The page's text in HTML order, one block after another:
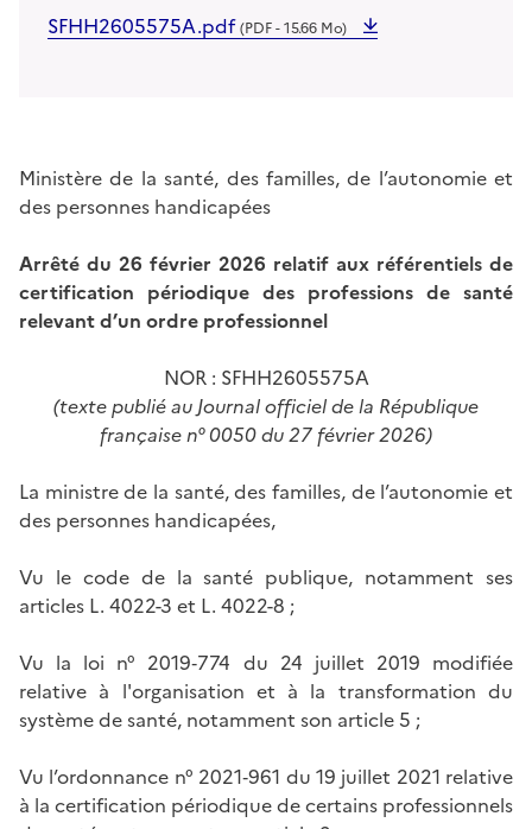
SFHH2605575A.pdf(PDF - 15.66 Mo)
Ministère de la santé, des familles, de l’autonomie et
des personnes handicapées
Arrêté du 26 février 2026 relatif aux référentiels de
certification périodique des professions de santé
relevant d’un ordre professionnel
NOR : SFHH2605575A
(texte publié au Journal officiel de la République
française n° 0050 du 27 février 2026)
La ministre de la santé, des familles, de l’autonomie et
des personnes handicapées,
Vu le code de la santé publique, notamment ses
articles L. 4022-3 et L. 4022-8 ;
Vu la loi n° 2019‑774 du 24 juillet 2019 modifiée
relative à l'organisation et à la transformation du
système de santé, notamment son article 5 ;
Vu l’ordonnance n° 2021‑961 du 19 juillet 2021 relative
à la certification périodique de certains professionnels